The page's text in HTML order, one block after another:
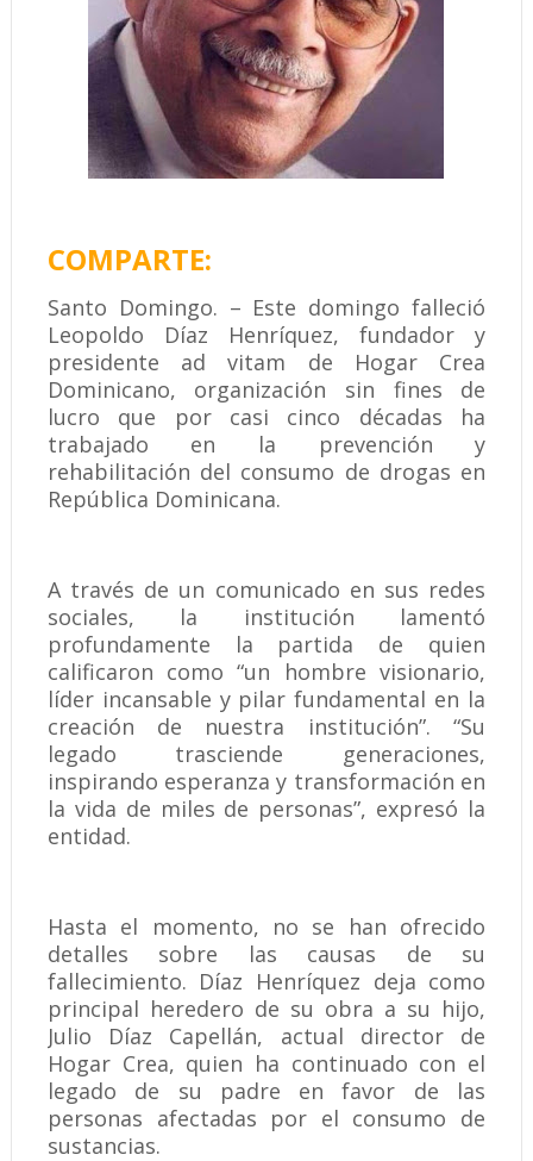
COMPARTE:
Santo Domingo. – Este domingo falleció
Leopoldo Díaz Henríquez, fundador y
presidente ad vitam de Hogar Crea
Dominicano, organización sin fines de
lucro que por casi cinco décadas ha
trabajado en la prevención y
rehabilitación del consumo de drogas en
República Dominicana.
A través de un comunicado en sus redes
sociales, la institución lamentó
profundamente la partida de quien
calificaron como “un hombre visionario,
líder incansable y pilar fundamental en la
creación de nuestra institución”. “Su
legado trasciende generaciones,
inspirando esperanza y transformación en
la vida de miles de personas”, expresó la
entidad.
Hasta el momento, no se han ofrecido
detalles sobre las causas de su
fallecimiento. Díaz Henríquez deja como
principal heredero de su obra a su hijo,
Julio Díaz Capellán, actual director de
Hogar Crea, quien ha continuado con el
legado de su padre en favor de las
personas afectadas por el consumo de
sustancias.